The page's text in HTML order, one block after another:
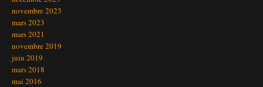
novembre 2023
mars 2023
mars 2021
novembre 2019
juin 2019
mars 2018
mai 2016